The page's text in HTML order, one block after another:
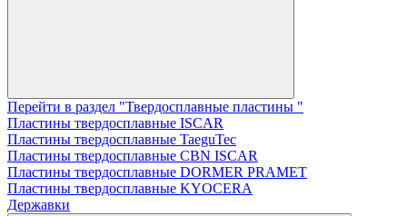
Перейти в раздел "Твердосплавные пластины "
Пластины твердосплавные ISCAR
Пластины твердосплавные TaeguTec
Пластины твердосплавные CBN ISCAR
Пластины твердосплавные DORMER PRAMET
Пластины твердосплавные KYOCERA
Державки